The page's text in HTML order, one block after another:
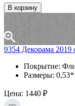
В корзину
9354 Декорама
Покрытие:
Размеры:
Цена: 1440 ₽